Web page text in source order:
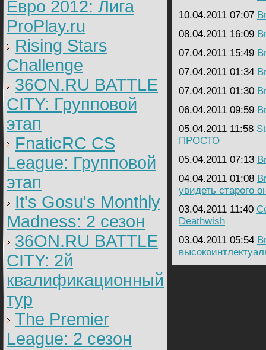
Евро 2012: Лига
ProPlay.ru
Rising Stars
Challenge
36ON.RU BATTLE
CITY: Групповой
этап
FnaticRC CS
League: Групповой
этап
It's Gosu's Monthly
Madness: 2 сезон
36ON.RU BATTLE
CITY: 2й
квалификационный
тур
The Premier
League: 2 cезон
10.04.2011 07:07
08.04.2011 16:09
07.04.2011 15:49
07.04.2011 01:34
07.04.2011 01:30
06.04.2011 09:59
05.04.2011 11:58
ПРОСТО
05.04.2011 07:13
04.04.2011 01:08
увидеть старого
03.04.2011 11:40
Deathwish
03.04.2011 05:54